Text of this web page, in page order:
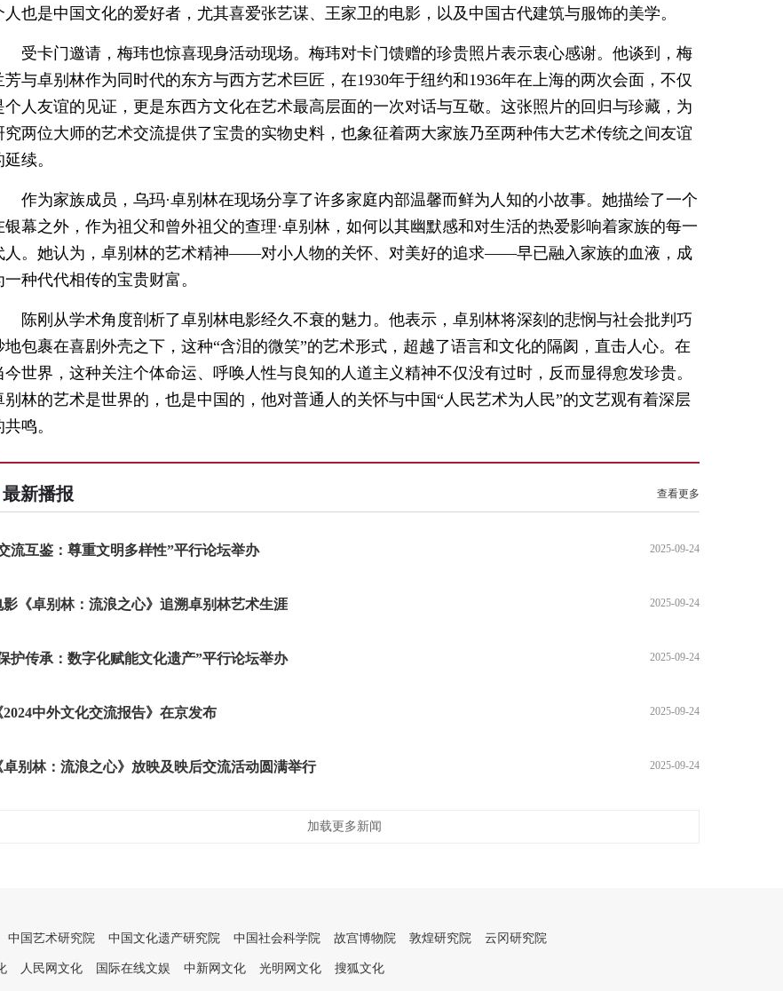
人也是中国文化的爱好者，尤其喜爱张艺谋、王家卫的电影，以及中国古代建筑与服饰的美学。
受卡门邀请，梅玮也惊喜现身活动现场。梅玮对卡门馈赠的珍贵照片表示衷心感谢。他谈到，梅
芳与卓别林作为同时代的东方与西方艺术巨匠，在1930年于纽约和1936年在上海的两次会面，不仅
个人友谊的见证，更是东西方文化在艺术最高层面的一次对话与互敬。这张照片的回归与珍藏，为
究两位大师的艺术交流提供了宝贵的实物史料，也象征着两大家族乃至两种伟大艺术传统之间友谊
延续。
作为家族成员，乌玛·卓别林在现场分享了许多家庭内部温馨而鲜为人知的小故事。她描绘了一个
银幕之外，作为祖父和曾外祖父的查理·卓别林，如何以其幽默感和对生活的热爱影响着家族的每一
人。她认为，卓别林的艺术精神——对小人物的关怀、对美好的追求——早已融入家族的血液，成
一种代代相传的宝贵财富。
陈刚从学术角度剖析了卓别林电影经久不衰的魅力。他表示，卓别林将深刻的悲悯与社会批判巧
地包裹在喜剧外壳之下，这种“含泪的微笑”的艺术形式，超越了语言和文化的隔阂，直击人心。在
今世界，这种关注个体命运、呼唤人性与良知的人道主义精神不仅没有过时，反而显得愈发珍贵。
别林的艺术是世界的，也是中国的，他对普通人的关怀与中国“人民艺术为人民”的文艺观有着深层
共鸣。
最新播报 查看更多
流互鉴：尊重文明多样性”平行论坛举办 2025-09-24
影《卓别林：流浪之心》追溯卓别林艺术生涯 2025-09-24
护传承：数字化赋能文化遗产”平行论坛举办 2025-09-24
2024中外文化交流报告》在京发布 2025-09-24
卓别林：流浪之心》放映及映后交流活动圆满举行 2025-09-24
加载更多新闻
中国艺术研究院 中国文化遗产研究院 中国社会科学院 故宫博物院 敦煌研究院 云冈研究院
人民网文化 国际在线文娱 中新网文化 光明网文化 搜狐文化